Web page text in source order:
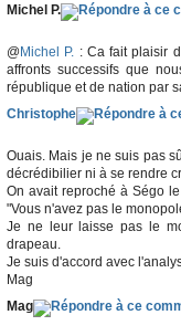
Michel P.
@Michel P. : Ca fait plaisir
affronts successifs que
république et de nation par
Christophe
Ouais. Mais je ne suis pas
décrédibilier ni à se rendre
On avait reproché à Ségo
"Vous n'avez pas le
Je ne leur laisse pas le
drapeau.
Je suis d'accord avec
Mag
Mag